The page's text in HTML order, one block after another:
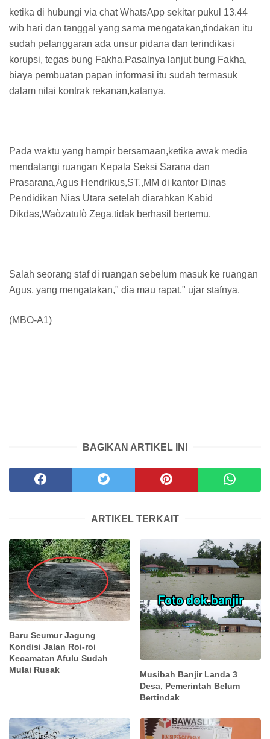
ketika di hubungi via chat WhatsApp sekitar pukul 13.44
wib hari dan tanggal yang sama mengatakan,tindakan itu
sudah pelanggaran ada unsur pidana dan terindikasi
korupsi, tegas bung Fakha.Pasalnya lanjut bung Fakha,
biaya pembuatan papan informasi itu sudah termasuk
dalam nilai kontrak rekanan,katanya.
Pada waktu yang hampir bersamaan,ketika awak media
mendatangi ruangan Kepala Seksi Sarana dan
Prasarana,Agus Hendrikus,ST.,MM di kantor Dinas
Pendidikan Nias Utara setelah diarahkan Kabid
Dikdas,Waòzatulò Zega,tidak berhasil bertemu.
Salah seorang staf di ruangan sebelum masuk ke ruangan
Agus, yang mengatakan," dia mau rapat," ujar stafnya.
(MBO-A1)
BAGIKAN ARTIKEL INI
ARTIKEL TERKAIT
Baru Seumur Jagung
Kondisi Jalan Roi-roi
Kecamatan Afulu Sudah
Mulai Rusak
Musibah Banjir Landa 3
Desa, Pemerintah Belum
Bertindak